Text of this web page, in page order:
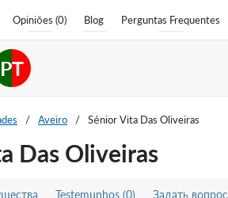
Opiniões (0) Blog Perguntas Frequentes
PT
/ Aveiro / Sénior Vita Das Oliveiras
Das Oliveiras
Testemunhos (0) Задать вопрос